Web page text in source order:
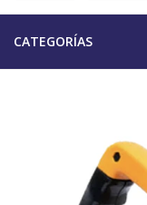
CATEGORÍAS